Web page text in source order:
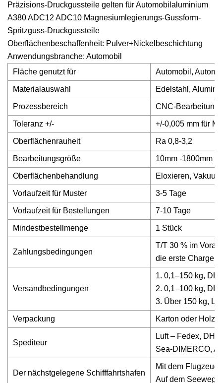
Präzisions-Druckgussteile gelten für Automobilaluminium
A380 ADC12 ADC10 Magnesiumlegierungs-Gussform-
Spritzguss-Druckgussteile
Oberflächenbeschaffenheit: Pulver+Nickelbeschichtung
Anwendungsbranche: Automobil
Fläche genutzt für
Automobil,
Materialauswahl Edelstahl,
Prozessbereich CNC-
Toleranz +/- +/-0,005 mm für
Oberflächenrauheit Ra 0,8-3,2
Bearbeitungsgröße 10mm -1800mm
Oberflächenbehandlung Eloxieren,
Vorlaufzeit für Muster 3-5 Tage
Vorlaufzeit für Bestellungen 7-10 Tage
Mindestbestellmenge 1 Stück
Zahlungsbedingungen
T/T 30 % im
die erste
Versandbedingungen
1. 0,1–150 kg,
2. 0,1–100 kg,
3. Über 150 kg,
Verpackung Karton oder
Spediteur
Luft – Fedex,
Sea-DIMERCO,
Der nächstgelegene Schifffahrtshafen
Mit dem
Auf dem Seeweg: